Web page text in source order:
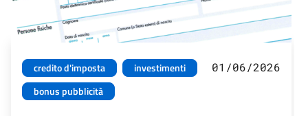
credito d'imposta
investimenti
bonus pubblicità
01/06/2026